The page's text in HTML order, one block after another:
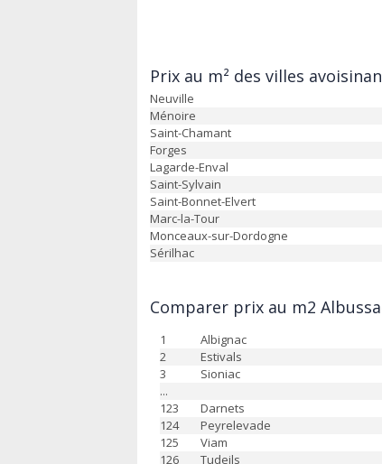
Prix au m² des villes
Neuville
Ménoire
Saint-Chamant
Forges
Lagarde-Enval
Saint-Sylvain
Saint-Bonnet-Elvert
Marc-la-Tour
Monceaux-sur-Dordogne
Sérilhac
Comparer prix au m2
1 Albignac
2
Estivals
3
Sioniac
...
123
Darnets
124
Peyrelevade
125
Viam
126
Tudeils